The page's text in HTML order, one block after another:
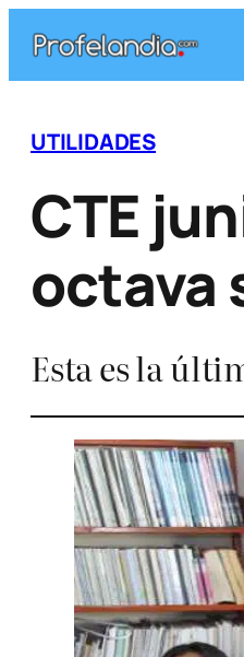
contenido
UTILIDADES
CTE
octava
Esta es la